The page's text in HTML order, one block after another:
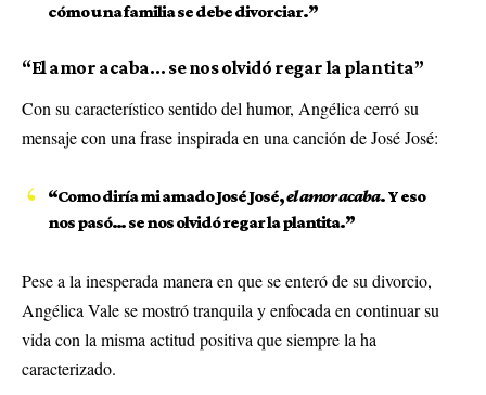
cómo una familia se debe divorciar.”
“El amor acaba… se nos olvidó regar la plantita”
Con su característico sentido del humor, Angélica cerró su
mensaje con una frase inspirada en una canción de José José:
“Como diría mi amado José José,el amor acaba. Y eso
nos pasó… se nos olvidó regar la plantita.”
Pese a la inesperada manera en que se enteró de su divorcio,
Angélica Vale se mostró tranquila y enfocada en continuar su
vida con la misma actitud positiva que siempre la ha
caracterizado.